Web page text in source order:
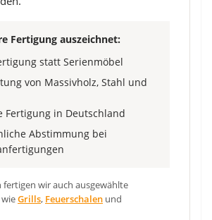
Fertigung auszeichnet:
statt Serienmöbel
von Massivholz, Stahl und
Fertigung in Deutschland
Abstimmung bei
wir auch ausgewählte
Grills, Feuerschalen und